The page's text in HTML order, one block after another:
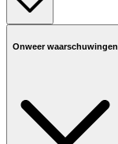
Onweer waarschuwingen